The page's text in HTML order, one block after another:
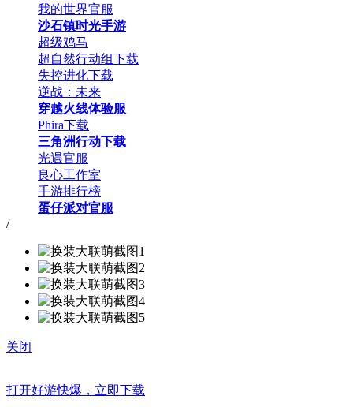
我的世界官服
沙石镇时光手游
超级鸡马
超自然行动组下载
失控进化下载
逆战：未来
穿越火线体验服
Phira下载
三角洲行动下载
光遇官服
良心工作室
手游排行榜
蛋仔派对官服
/
关闭
打开好游快爆，立即下载